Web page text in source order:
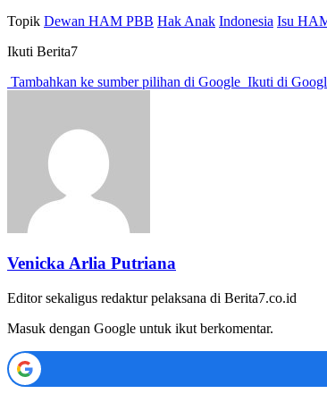
Topik Dewan HAM PBB Hak Anak Indonesia Isu
Ikuti Berita7
Tambahkan ke sumber pilihan di Google Ikuti di
Venicka Arlia Putriana
Editor sekaligus redaktur pelaksana di Berita7.co.id
Masuk dengan Google untuk ikut berkomentar.